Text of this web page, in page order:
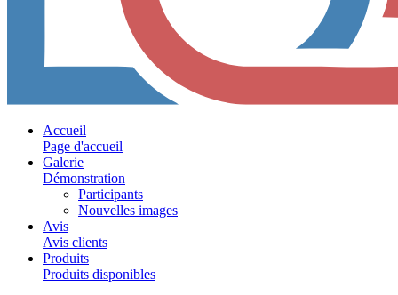
Accueil
Page d'accueil
Galerie
Démonstration
Participants
Nouvelles images
Avis
Avis clients
Produits
Produits disponibles